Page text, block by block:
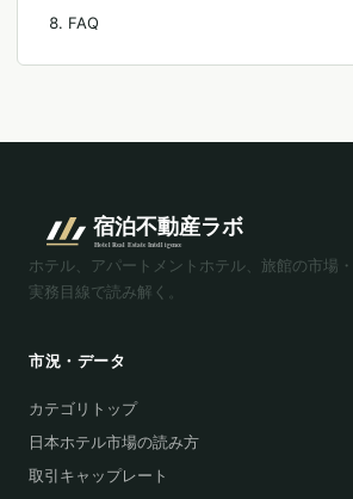
FAQ
ホテル、アパートメントホテル、旅館の市場
実務目線で読み解く。
市況・データ
カテゴリトップ
日本ホテル市場の読み方
取引キャップレート